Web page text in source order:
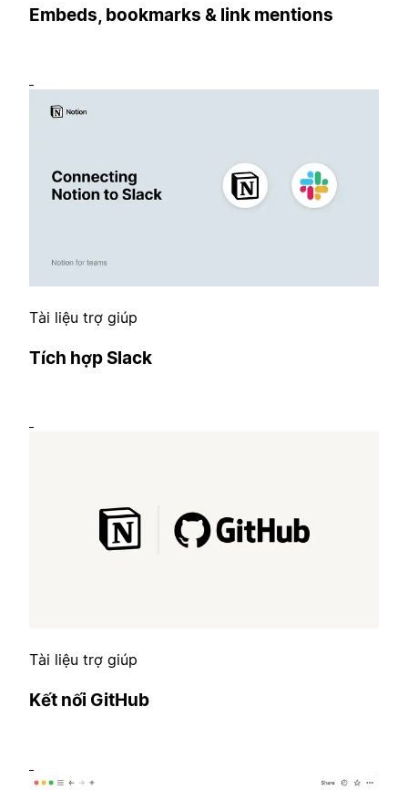
Embeds, bookmarks & link mentions
Tài liệu trợ giúp
Tích hợp Slack
Tài liệu trợ giúp
Kết nối GitHub